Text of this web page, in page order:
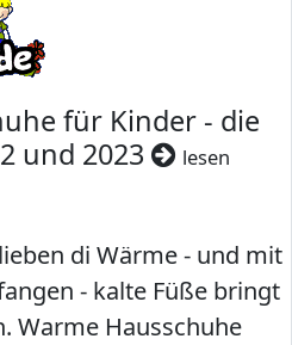
für Kinder - die
und 2023
lesen
di Wärme - und mit
- kalte Füße bringt
Warme Hausschuhe